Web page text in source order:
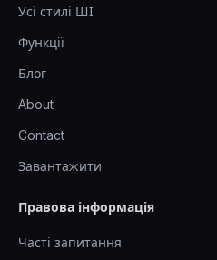
Усі стилі ШІ
Функції
Блог
About
Contact
Завантажити
Правова інформація
Часті запитання